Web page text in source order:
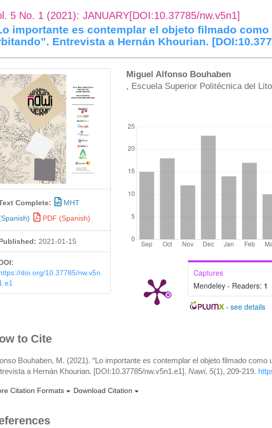
5 No. 1 (2021): JANUARY[DOI:10.37785/nw.v5n1]
importante es contemplar el objeto filmado
Entrevista a Hernán Khourian.
Complete:
MHT
PDF (Spanish)
2021-01-15
doi.org/10.37785/nw.v5n
Main
Article
Miguel Alfonso Bouhaben
, Escuela Superior Politécnica del
Captures
Mendeley - Readers: 1
-see details
to Cite
Bouhaben, M. (2021). “Lo importante es contemplar el objeto filmado como
a Hernán Khourian. [DOI:10.37785/nw.v5n1.e1].Nawi,5(1), 209-219.
Citation Formats Download Citation